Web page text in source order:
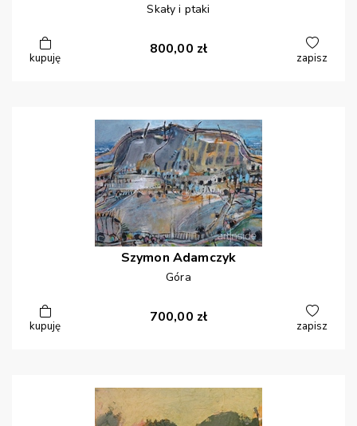
Skały i ptaki
kupuję
800,00 zł
zapisz
Szymon Adamczyk
Góra
kupuję
700,00 zł
zapisz